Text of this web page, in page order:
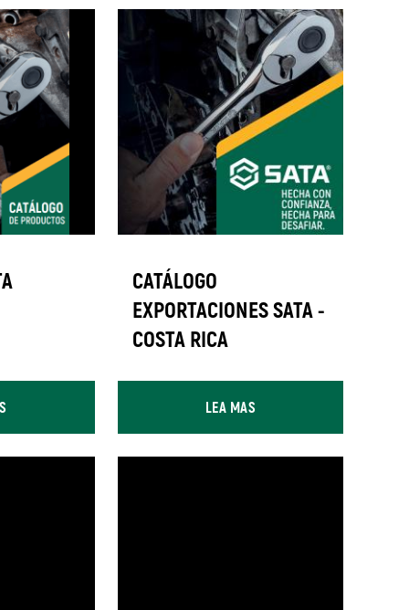
CATÁLOGO
EXPORTACIONES SATA -
COSTA RICA
LEA MAS